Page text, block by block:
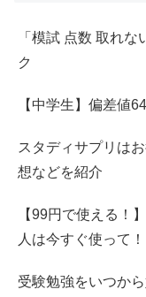
「模試 点数 取れ
ク
【中学生】偏差値
スタディサプリは
想などを紹介
【99円で使える！
人は今すぐ使って！
受験勉強をいつか